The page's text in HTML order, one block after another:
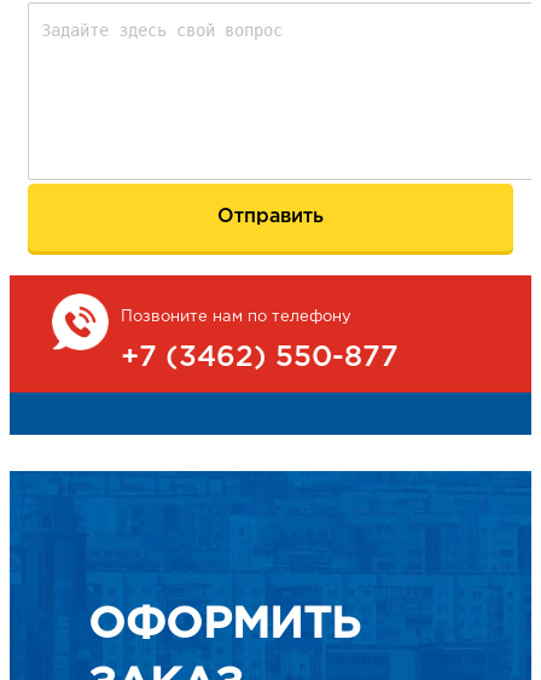
Позвоните нам по телефону
+7 (3462) 550-877
ОФОРМИТЬ